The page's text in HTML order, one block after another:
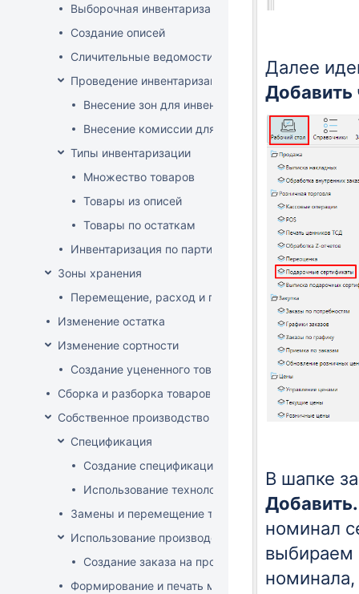
Выборочная инвентаризация
Создание описей
Сличительные ведомости
Проведение инвентаризации по зонам и комиссиям
Внесение зон для инвентаризации
Внесение комиссии для инвентаризации
Типы инвентаризации
Множество товаров
Товары из описей
Товары по остаткам
Инвентаризация по партиям
Зоны хранения
Перемещение, расход и приход на зону хранения
Изменение остатка
Изменение сортности
Создание уцененного товара
Сборка и разборка товаров
Собственное производство
Спецификация
Создание спецификации
Использование технологий
Замены и перемещение товаров в
Использование производственного заказа
Создание заказа на производство изделия
Формирование и печать меню кафе
Далее
Добавить
В шапке
номинал
выбираем